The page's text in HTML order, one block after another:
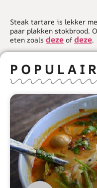
Steak tartare is lekker
paar plakken stokbrood.
eten zoals deze of deze.